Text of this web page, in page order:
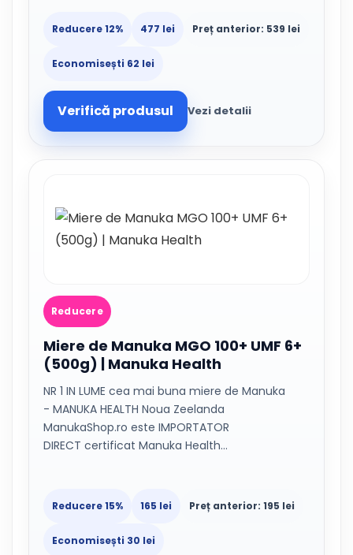
Reducere 12% 477 lei Preț anterior: 539 lei
Economisești 62 lei
Verifică produsul Vezi detalii
Reducere
Miere de Manuka MGO 100+ UMF 6+
(500g) | Manuka Health
NR 1 IN LUME cea mai buna miere de Manuka
- MANUKA HEALTH Noua Zeelanda
ManukaShop.ro este IMPORTATOR
DIRECT certificat Manuka Health…
Reducere 15% 165 lei Preț anterior: 195 lei
Economisești 30 lei